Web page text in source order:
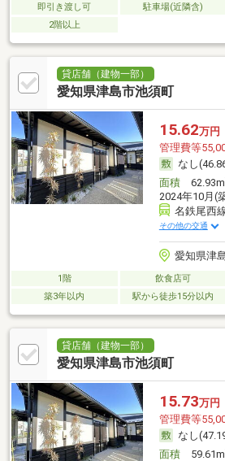
即引き渡し可 駐車場(近隣含)
2階以上
貸店舗（建物一部）
愛知県津島市池須町
15.62万円
管理費等
なし
面積62.93m
2024年10月(
名鉄尾西
その他の交通
愛知県津
1階 飲食店可
築3年以内
駅から徒歩15分以内
貸店舗（建物一部）
愛知県津島市池須町
15.73万円
管理費等
なし
面積59.61m